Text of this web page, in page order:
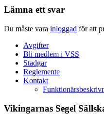
Lämna ett svar
Du måste vara inloggad för att
Avgifter
Bli medlem i VSS
Stadgar
Reglemente
Kontakt
Vikingarnas Segel